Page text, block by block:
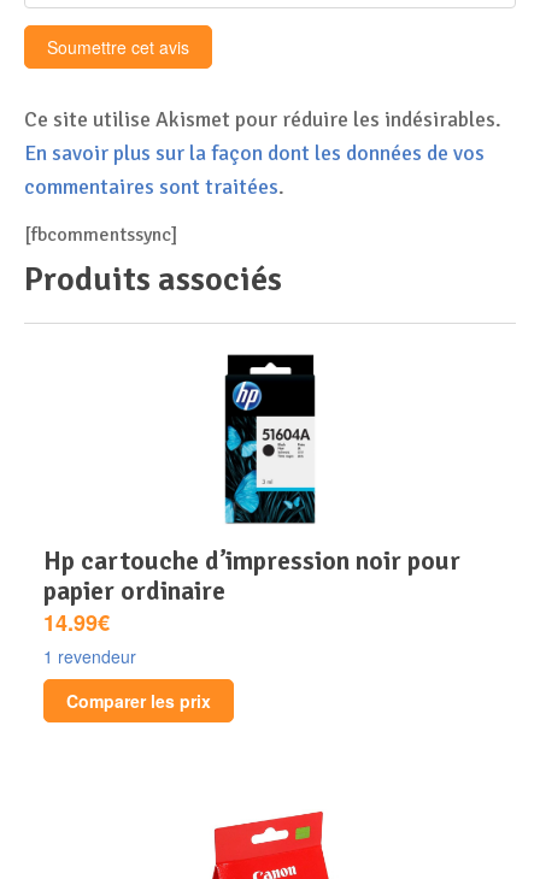
Ce site utilise Akismet pour réduire les indésirables.
En savoir plus sur la façon dont les données de vos
commentaires sont traitées.
[fbcommentssync]
Produits associés
hp cartouche d’impression noir pour
papier ordinaire
14.99€
1 revendeur
Comparer les prix